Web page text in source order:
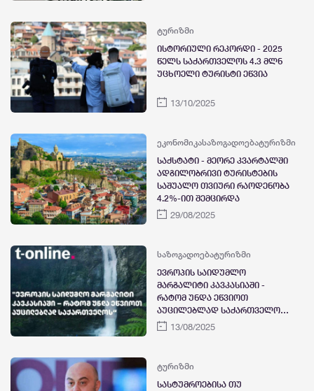
ტურიზმი
ისტორიული რეკორდი - 2025
წელს საქართველოს 4.3 მლნ
უცხოელი ტურისტი ეწვია
13/10/2025
ეკონომიკასაზოგადოებატურიზმი
საქსტატი - მეორე კვარტალში
ადგილობრივი ტურისტების
საშუალო თვიური რაოდენობა
4.2%-ით შემცირდა
29/08/2025
საზოგადოებატურიზმი
ევროპის საიდუმლო
მარგალიტი კავკასიაში -
რატომ უნდა ეწვიოთ
აუცილებლად საქართველოს -
T-Online
13/08/2025
ტურიზმი
სასტუმროებისა თუ